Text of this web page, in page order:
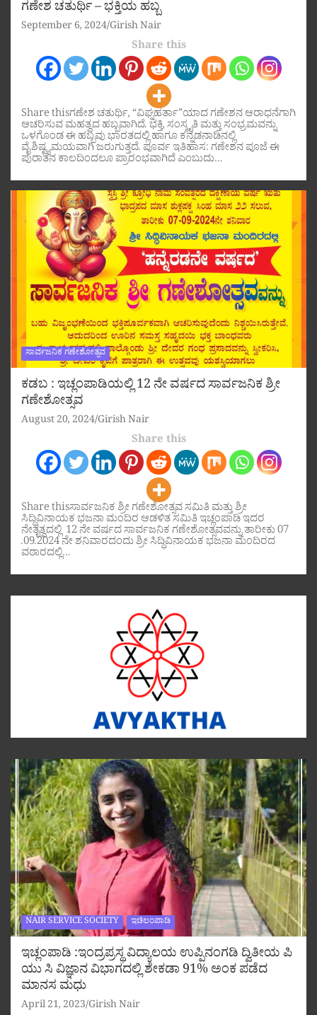
ಗಣೇಶ ಚತುರ್ಥಿ – ಭಕ್ತಿಯ ಹಬ್ಬ
September 6, 2024 Girish Nair
Share this
Share thisಗಣೇಶ ಚತುರ್ಥಿ, “ವಿಘ್ನಹರ್ತಾ”ಯಾದ ಗಣೇಶನ ಆರಾಧನೆಗಾಗಿ
ಆಚರಿಸುವ ಮಹತ್ವದ ಹಬ್ಬವಾಗಿದೆ. ಭಕ್ತಿ, ಸಂಸ್ಕೃತಿ ಮತ್ತು ಸಂಭ್ರಮವನ್ನು
ಒಳಗೊಂಡ ಈ ಹಬ್ಬವು ಭಾರತದಲ್ಲಿ ಹಾಗೂ ಕನ್ನಡನಾಡಿನಲ್ಲಿ
ವೈಶಿಷ್ಟ್ಯಮಯವಾಗಿ ಜರುಗುತ್ತದೆ. ಪೂರ್ವ ಇತಿಹಾಸ: ಗಣೇಶನ ಪೂಜೆ ಈ
ಪುರಾತನ ಕಾಲದಿಂದಲೂ ಪ್ರಾರಂಭವಾಗಿದೆ ಎಂಬುದು…
ಸಾರ್ವಜನಿಕ ಗಣೇಶೋತ್ಸವ
ಕಡಬ : ಇಚ್ಲಂಪಾಡಿಯಲ್ಲಿ 12 ನೇ ವರ್ಷದ ಸಾರ್ವಜನಿಕ ಶ್ರೀ
ಗಣೇಶೋತ್ಸವ
August 20, 2024 Girish Nair
Share this
Share thisಸಾರ್ವಜನಿಕ ಶ್ರೀ ಗಣೇಶೋತ್ಸವ ಸಮಿತಿ ಮತ್ತು ಶ್ರೀ
ಸಿದ್ಧಿವಿನಾಯಕ ಭಜನಾ ಮಂದಿರ ಆಡಳಿತ ಸಮಿತಿ ಇಚ್ಲಂಪಾಡಿ ಇದರ
ನೇತೃತ್ವದಲ್ಲಿ 12 ನೇ ವರ್ಷದ ಸಾರ್ವಜನಿಕ ಗಣೇಶೋತ್ಸವವನ್ನು ತಾರೀಕು 07
.09.2024 ನೇ ಶನಿವಾರದಂದು ಶ್ರೀ ಸಿದ್ಧಿವಿನಾಯಕ ಭಜನಾ ಮಂದಿರದ
ವಠಾರದಲ್ಲಿ…
NAIR SERVICE SOCIETY ಇಚಿಲಂಪಾಡಿ
ಇಚ್ಲಂಪಾಡಿ :ಇಂದ್ರಪ್ರಸ್ಥ ವಿದ್ಯಾಲಯ ಉಪ್ಪಿನಂಗಡಿ ದ್ವಿತೀಯ ಪಿ
ಯು ಸಿ ವಿಜ್ಞಾನ ವಿಭಾಗದಲ್ಲಿ ಶೇಕಡಾ 91% ಅಂಕ ಪಡೆದ
ಮಾನಸ ಮಧು
April 21, 2023 Girish Nair